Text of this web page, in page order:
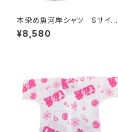
本染め魚河岸シャツ Sサイ
ズ 認定証付き 木綿晒 やい
ちゃん 海ものがたり 紺×
シャツ 焼津 浜通り 港町
¥8,580